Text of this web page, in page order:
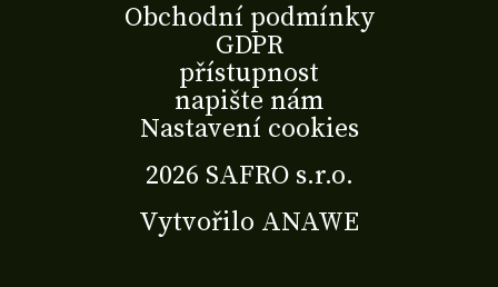
2026 SAFRO s.r.o.
Vytvořilo ANAWE
Obchodní podmínky
GDPR
přístupnost
napište nám
Nastavení cookies